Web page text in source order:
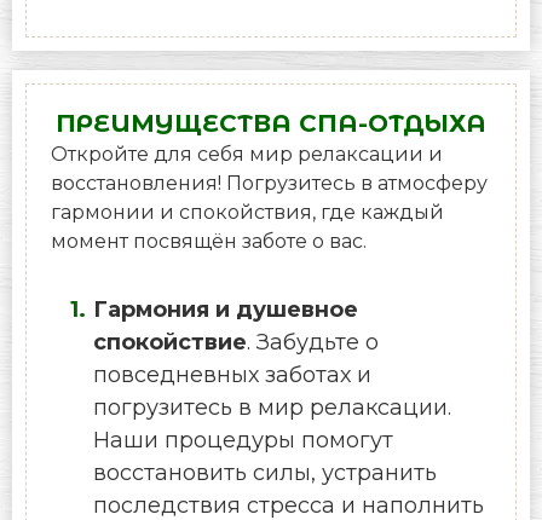
ПРЕИМУЩЕСТВА СПА-ОТДЫХА
Откройте для себя мир релаксации и
восстановления! Погрузитесь в атмосферу
гармонии и спокойствия, где каждый
момент посвящён заботе о вас.
Гармония и душевное
спокойствие. Забудьте о
повседневных заботах и
погрузитесь в мир релаксации.
Наши процедуры помогут
восстановить силы, устранить
последствия стресса и наполнить